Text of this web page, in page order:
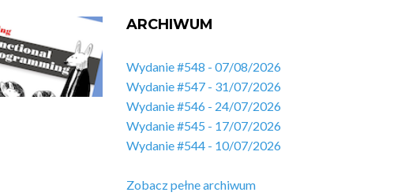
ARCHIWUM
Wydanie #548 - 07/08/2026
Wydanie #547 - 31/07/2026
Wydanie #546 - 24/07/2026
Wydanie #545 - 17/07/2026
Wydanie #544 - 10/07/2026
Zobacz pełne archiwum